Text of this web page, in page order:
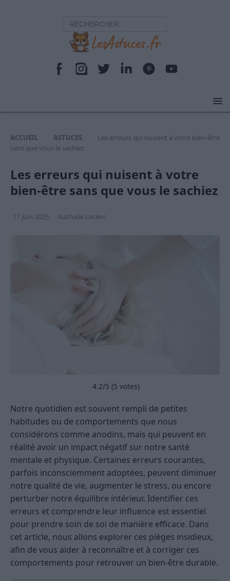
ACCUEIL ASTUCES
Les erreurs qui nuisent à votre bien-être
sans que vous le sachiez
Les erreurs qui nuisent à votre
bien-être sans que vous le sachiez
17 juin 2025 Nathalie Leclerc
4.2/5 (5 votes)
Notre quotidien est souvent rempli de petites
habitudes ou de comportements que nous
considérons comme anodins, mais qui peuvent en
réalité avoir un impact négatif sur notre santé
mentale et physique. Certaines erreurs courantes,
parfois inconsciemment adoptées, peuvent diminuer
notre qualité de vie, augmenter le stress, ou encore
perturber notre équilibre intérieur. Identifier ces
erreurs et comprendre leur influence est essentiel
pour prendre soin de soi de manière efficace. Dans
cet article, nous allons explorer ces pièges insidieux,
afin de vous aider à reconnaître et à corriger ces
comportements pour retrouver un bien-être durable.